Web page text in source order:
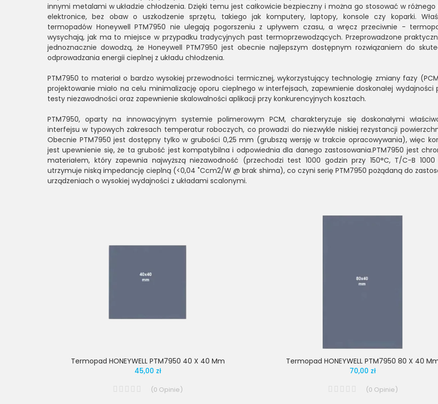
innymi metalami w układzie chłodzenia. Dzięki temu jest całkowicie bezpieczny i można go stosować w różnego
elektronice, bez obaw o uszkodzenie sprzętu, takiego jak komputery, laptopy, konsole czy koparki.
termopadów Honeywell PTM7950 nie ulegają pogorszeniu z upływem czasu, a wręcz przeciwnie -
wysychają, jak ma to miejsce w przypadku tradycyjnych past termoprzewodzących. Przeprowadzone
jednoznacznie dowodzą, że Honeywell PTM7950 jest obecnie najlepszym dostępnym rozwiązaniem do
odprowadzania energii cieplnej z układu chłodzenia.
PTM7950 to materiał o bardzo wysokiej przewodności termicznej, wykorzystujący technologię zmiany fazy
projektowanie miało na celu minimalizację oporu cieplnego w interfejsach, zapewnienie doskonałej wydajności
testy niezawodności oraz zapewnienie skalowalności aplikacji przy konkurencyjnych kosztach.
PTM7950, oparty na innowacyjnym systemie polimerowym PCM, charakteryzuje się doskonałymi
interfejsu w typowych zakresach temperatur roboczych, co prowadzi do niezwykle niskiej rezystancji
Obecnie PTM7950 jest dostępny tylko w grubości 0,25 mm (grubszą wersję w trakcie opracowywania), więc
jest upewnienie się, że ta grubość jest kompatybilna i odpowiednia dla danego zastosowania.PTM7950 jest
materiałem, który zapewnia najwyższą niezawodność (przechodzi test 1000 godzin przy 150°C, T/C-B
utrzymuje niską impedancję cieplną (<0,04 ˚Ccm2/W @ brak shima), co czyni serię PTM7950 pożądaną do
urządzeniach o wysokiej wydajności z układami scalonymi.
Termopad HONEYWELL PTM7950 40 X 40 Mm
45,00 zł
(0 Opinie)
Termopad HONEYWELL PTM7950 80 X 40
70,00 zł
(0 Opinie)